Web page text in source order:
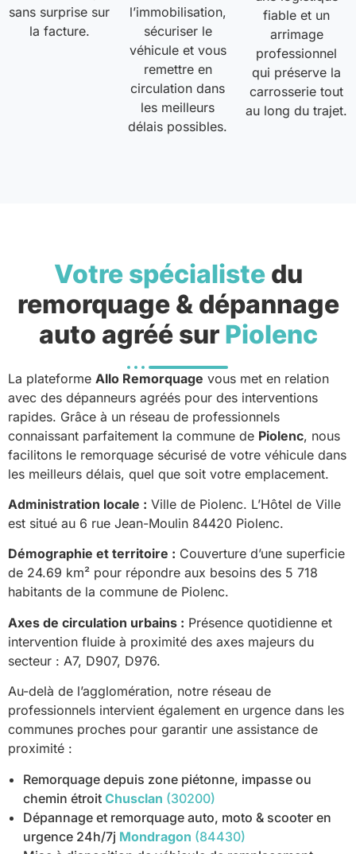
sans surprise sur
la facture.
l’immobilisation,
sécuriser le
véhicule et vous
remettre en
circulation dans
les meilleurs
délais possibles.
fiable et un
arrimage
professionnel
qui préserve la
carrosserie tout
au long du trajet.
Votre spécialistedu
remorquage & dépannage
auto agréé sur Piolenc
La plateforme Allo Remorquage vous met en relation
avec des dépanneurs agréés pour des interventions
rapides. Grâce à un réseau de professionnels
connaissant parfaitement la commune de Piolenc, nous
facilitons le remorquage sécurisé de votre véhicule dans
les meilleurs délais, quel que soit votre emplacement.
Administration locale : Ville de Piolenc. L’Hôtel de Ville
est situé au 6 rue Jean-Moulin 84420 Piolenc.
Démographie et territoire : Couverture d’une superficie
de 24.69 km² pour répondre aux besoins des 5 718
habitants de la commune de Piolenc.
Axes de circulation urbains : Présence quotidienne et
intervention fluide à proximité des axes majeurs du
secteur : A7, D907, D976.
Au-delà de l’agglomération, notre réseau de
professionnels intervient également en urgence dans les
communes proches pour garantir une assistance de
proximité :
Remorquage depuis zone piétonne, impasse ou
chemin étroit Chusclan (30200)
Dépannage et remorquage auto, moto & scooter en
urgence 24h/7j Mondragon (84430)